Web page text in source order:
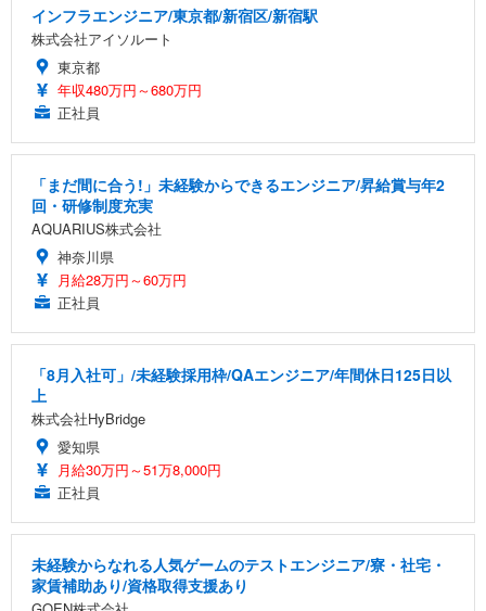
インフラエンジニア/東京都/新宿区/新宿駅
株式会社アイソルート
東京都
年収480万円～680万円
正社員
「まだ間に合う!」未経験からできるエンジニア/昇給賞与年2
回・研修制度充実
AQUARIUS株式会社
神奈川県
月給28万円～60万円
正社員
「8月入社可」/未経験採用枠/QAエンジニア/年間休日125日以
上
株式会社HyBridge
愛知県
月給30万円～51万8,000円
正社員
未経験からなれる人気ゲームのテストエンジニア/寮・社宅・
家賃補助あり/資格取得支援あり